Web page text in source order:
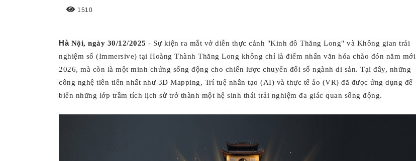
1510
HàNội, ngày 30/12/2025 - Sự kiện ra mắt vở diễn thực cảnh "Kinh đô Thăng Long" và Không gian trải
nghiệm số (Immersive) tại Hoàng Thành Thăng Long không chỉ là điểm nhấn văn hóa chào đón năm mới
2026, mà còn là một minh chứng sống động cho chiến lược chuyển đổi số ngành di sản. Tại đây, những
công nghệ tiên tiến nhất như 3D Mapping, Trí tuệ nhân tạo (AI) và thực tế ảo (VR) đã được ứng dụng để
biến những lớp trầm tích lịch sử trở thành một hệ sinh thái trải nghiệm đa giác quan sống động.